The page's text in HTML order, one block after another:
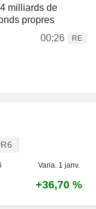
milliards de
propres
00:26
RE
Varia. 1 janv.
+36,70 %